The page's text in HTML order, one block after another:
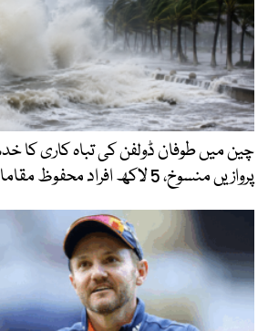
پروازیں منسوخ، 5 لاکھ افراد محفوظ مقامات پر منتقل